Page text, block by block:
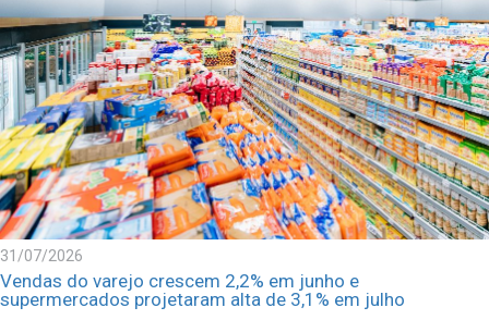
31/07/2026
Vendas do varejo crescem 2,2% em junho e
supermercados projetaram alta de 3,1% em julho